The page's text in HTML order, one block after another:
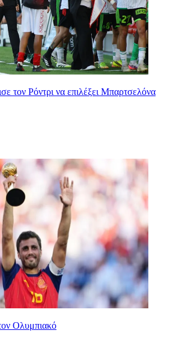
τον Ρόντρι να επιλέξει Μπαρτσελόνα
Ολυμπιακό